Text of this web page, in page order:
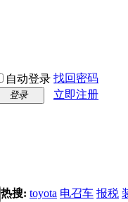
自动登录 找回密码
登录
立即注册
热搜: toyota 电召车 报税